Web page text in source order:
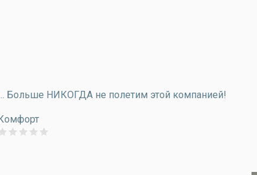
Больше НИКОГДА не полетим этой компанией!